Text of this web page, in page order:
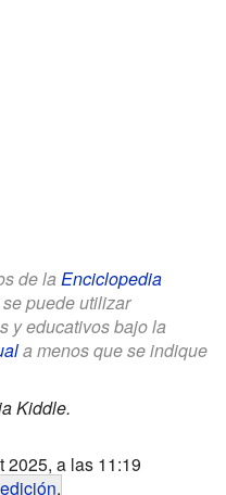
de la Enciclopedia
puede utilizar
y educativos bajo la
a menos que se indique
Kiddle.
2025, a las 11:19
.